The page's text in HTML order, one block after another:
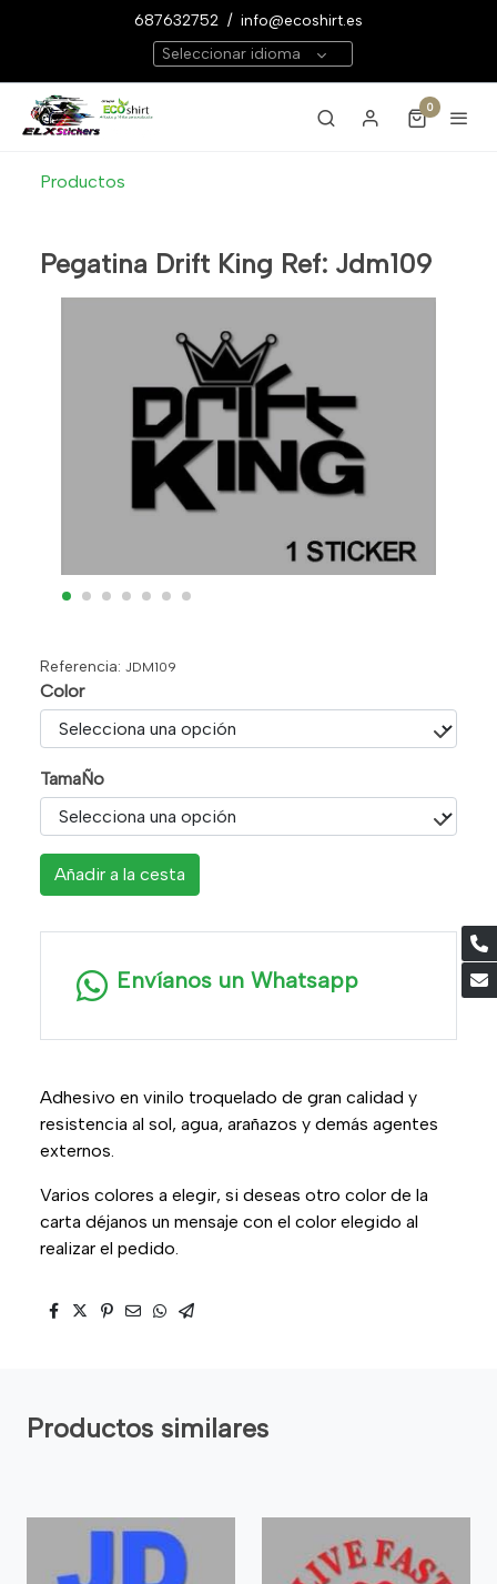
687632752 / info@ecoshirt.es
Seleccionar idioma
0
Productos
Pegatina Drift King Ref: Jdm109
Referencia: JDM109
Color
TamaÑo
Añadir a la cesta
Envíanos un Whatsapp
Adhesivo en vinilo troquelado de gran calidad y
resistencia al sol, agua, arañazos y demás agentes
externos.
Varios colores a elegir, si deseas otro color de la
carta déjanos un mensaje con el color elegido al
realizar el pedido.
Productos similares